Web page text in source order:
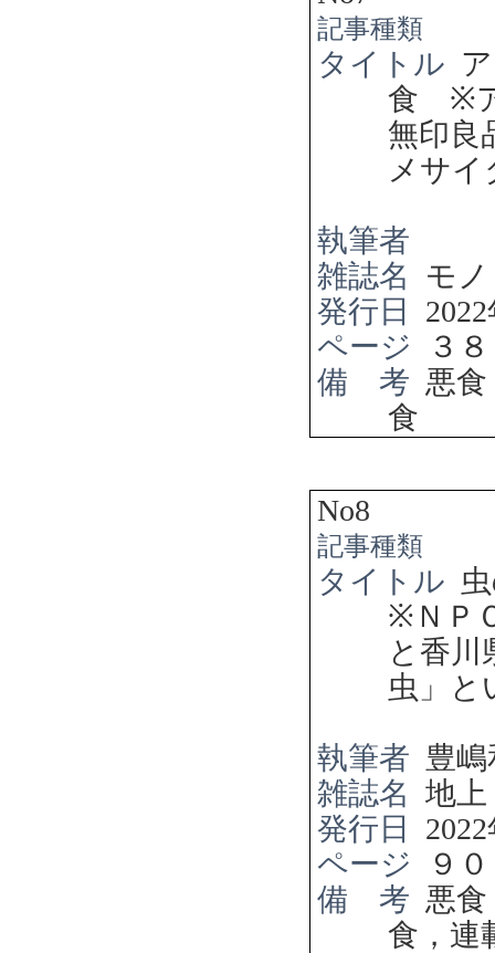
記事種類
タイトル
食 ※
無印良
メサ
執筆者
雑誌名
モ
発行日
2022
ページ
３
備 考 悪
食
No8
記事種類
タイトル
※ ＮＰ
と香川
虫」と
執筆者 豊
雑誌名 地上
発行日
2022
ページ
９
備 考 悪
食，連